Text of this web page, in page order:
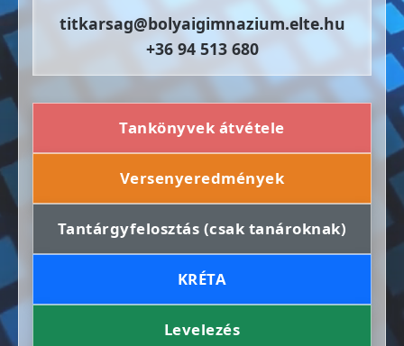
titkarsag@bolyaigimnazium.elte.hu
+36 94 513 680
Tankönyvek átvétele
Versenyeredmények
Tantárgyfelosztás (csak tanároknak)
KRÉTA
Levelezés